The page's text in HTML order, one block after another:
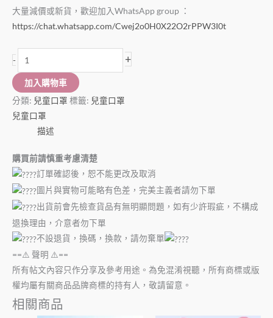
大量減價或新貨，歡迎加入WhatsApp group ：
https://chat.whatsapp.com/Cwej2o0H0X22O2rPPW3I0t
- +
加入購物車
分類: 兒童口罩 標籤: 兒童口罩
兒童口罩
描述
購買前請慎重考慮清楚
訂單確認後，恕不能更改及取消
圖片與實物可能略有色差，完美主義者請勿下單
出貨前會先檢查貨品有無明顯問題，如有少許瑕疵，不構成
退換理由，介意者勿下單
不設退貨，換碼，換款，請勿棄單
==⚠️ 聲明 ⚠️==
所有帖文內容只作分享及參考用途。為免混淆視聽，所有商標或版
權均屬有關商品品牌商標的持有人，敬請留意。
相關商品